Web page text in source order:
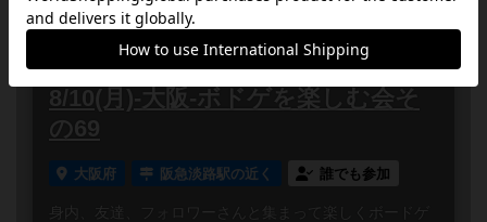
あと
5人
2026年 08月 曜日
14:00～23:00
8/10(月)-大阪-ボドゲを楽しむ会そ
の69
大阪府 阪急淡路駅の近く 誰でも参加
身内、友達、フォロワーさんと集まって楽しくボードゲ